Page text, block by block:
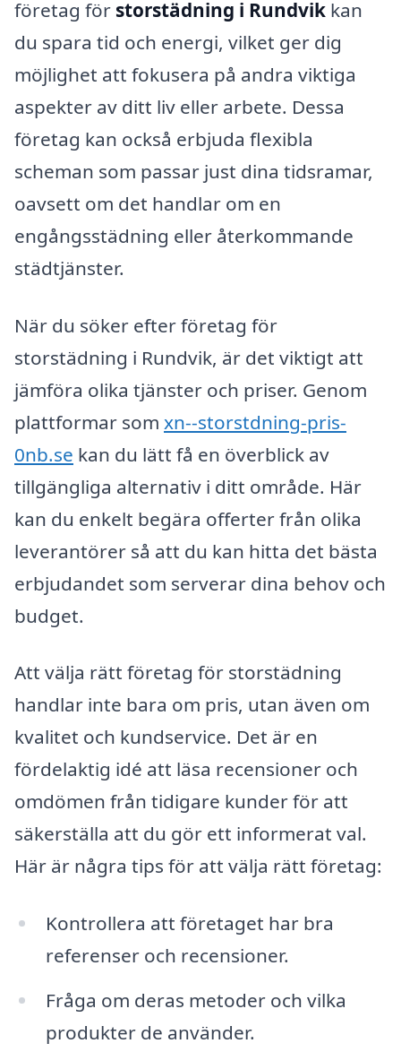
företag för storstädning i Rundvik kan
du spara tid och energi, vilket ger dig
möjlighet att fokusera på andra viktiga
aspekter av ditt liv eller arbete. Dessa
företag kan också erbjuda flexibla
scheman som passar just dina tidsramar,
oavsett om det handlar om en
engångsstädning eller återkommande
städtjänster.
När du söker efter företag för
storstädning i Rundvik, är det viktigt att
jämföra olika tjänster och priser. Genom
plattformar som xn--storstdning-pris-
0nb.se kan du lätt få en överblick av
tillgängliga alternativ i ditt område. Här
kan du enkelt begära offerter från olika
leverantörer så att du kan hitta det bästa
erbjudandet som serverar dina behov och
budget.
Att välja rätt företag för storstädning
handlar inte bara om pris, utan även om
kvalitet och kundservice. Det är en
fördelaktig idé att läsa recensioner och
omdömen från tidigare kunder för att
säkerställa att du gör ett informerat val.
Här är några tips för att välja rätt företag:
Kontrollera att företaget har bra
referenser och recensioner.
Fråga om deras metoder och vilka
produkter de använder.